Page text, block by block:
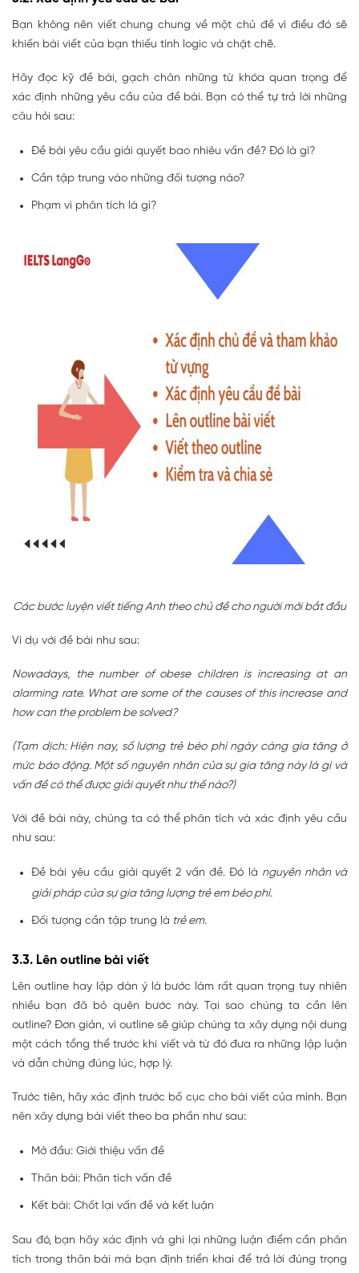
Bạn không nên viết chung chung về một chủ đề vì điều đó sẽ
khiến bài viết của bạn thiếu tính logic và chặt chẽ.
Hãy đọc kỹ đề bài, gạch chân những từ khóa quan trọng để
xác định những yêu cầu của đề bài. Bạn có thể tự trả lời những
câu hỏi sau:
Đề bài yêu cầu giải quyết bao nhiêu vấn đề? Đó là gì?
Cần tập trung vào những đối tượng nào?
Phạm vi phân tích là gì?
Các bước luyện viết tiếng Anh theo chủ đề cho người mới bắt đầu
Ví dụ với đề bài như sau:
Nowadays, the number of obese children is increasing at an
alarming rate. What are some of the causes of this increase and
how can the problem be solved?
(Tạm dịch: Hiện nay, số lượng trẻ béo phì ngày càng gia tăng ở
mức báo động. Một số nguyên nhân của sự gia tăng này là gì và
vấn đề có thể được giải quyết như thế nào?)
Với đề bài này, chúng ta có thể phân tích và xác định yêu cầu
như sau:
Đề bài yêu cầu giải quyết 2 vấn đề. Đó là nguyên nhân và
giải pháp của sự gia tăng lượng trẻ em béo phì.
Đối tượng cần tập trung là trẻ em.
3.3. Lên outline bài viết
Lên outline hay lập dàn ý là bước làm rất quan trọng tuy nhiên
nhiều bạn đã bỏ quên bước này. Tại sao chúng ta cần lên
outline? Đơn giản, vì outline sẽ giúp chúng ta xây dựng nội dung
một cách tổng thể trước khi viết và từ đó đưa ra những lập luận
và dẫn chứng đúng lúc, hợp lý.
Trước tiên, hãy xác định trước bố cục cho bài viết của mình. Bạn
nên xây dựng bài viết theo ba phần như sau:
Mở đầu: Giới thiệu vấn đề
Thân bài: Phân tích vấn đề
Kết bài: Chốt lại vấn đề và kết luận
Sau đó, bạn hãy xác định và ghi lại những luận điểm cần phân
tích trong thân bài mà bạn định triển khai để trả lời đúng trọng